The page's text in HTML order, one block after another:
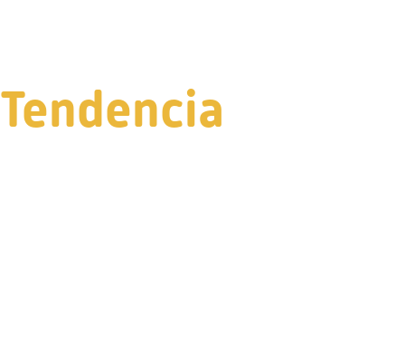
Tendencia